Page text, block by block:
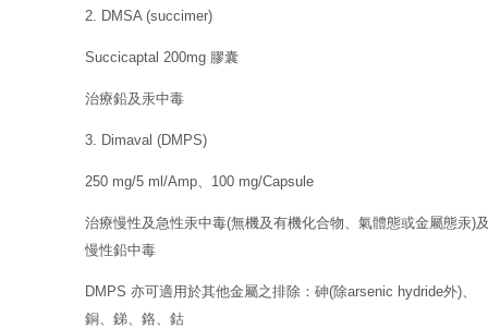
2. DMSA (succimer)
Succicaptal 200mg 膠囊
治療鉛及汞中毒
3. Dimaval (DMPS)
250 mg/5 ml/Amp、100 mg/Capsule
治療慢性及急性汞中毒(無機及有機化合物、氣體態或金屬態汞)
慢性鉛中毒
DMPS 亦可適用於其他金屬之排除：砷(除arsenic hydride外)、
銅、銻、鉻、鈷